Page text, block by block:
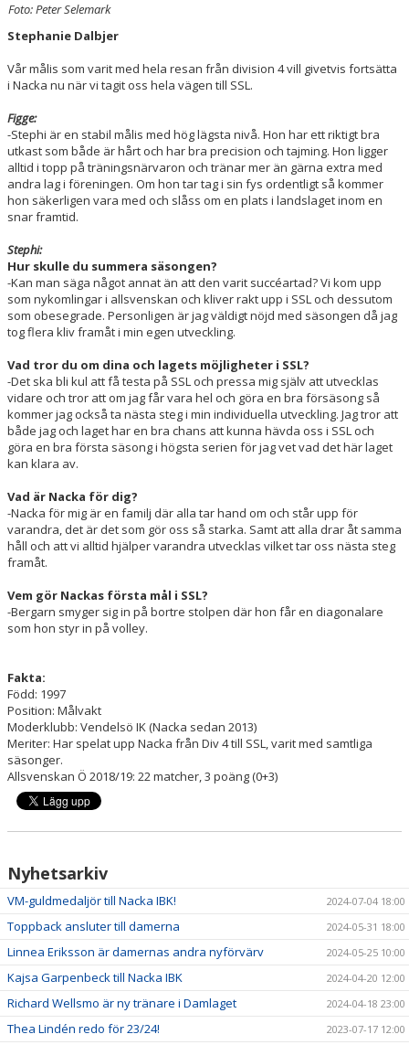
Foto: Peter Selemark
Stephanie Dalbjer
Vår målis som varit med hela resan från division 4 vill givetvis fortsätta
i Nacka nu när vi tagit oss hela vägen till SSL.
Figge:
-Stephi är en stabil målis med hög lägsta nivå. Hon har ett riktigt bra
utkast som både är hårt och har bra precision och tajming. Hon ligger
alltid i topp på träningsnärvaron och tränar mer än gärna extra med
andra lag i föreningen. Om hon tar tag i sin fys ordentligt så kommer
hon säkerligen vara med och slåss om en plats i landslaget inom en
snar framtid.
Stephi:
Hur skulle du summera säsongen?
-Kan man säga något annat än att den varit succéartad? Vi kom upp
som nykomlingar i allsvenskan och kliver rakt upp i SSL och dessutom
som obesegrade. Personligen är jag väldigt nöjd med säsongen då jag
tog flera kliv framåt i min egen utveckling.
Vad tror du om dina och lagets möjligheter i SSL?
-Det ska bli kul att få testa på SSL och pressa mig själv att utvecklas
vidare och tror att om jag får vara hel och göra en bra försäsong så
kommer jag också ta nästa steg i min individuella utveckling. Jag tror att
både jag och laget har en bra chans att kunna hävda oss i SSL och
göra en bra första säsong i högsta serien för jag vet vad det här laget
kan klara av.
Vad är Nacka för dig?
-Nacka för mig är en familj där alla tar hand om och står upp för
varandra, det är det som gör oss så starka. Samt att alla drar åt samma
håll och att vi alltid hjälper varandra utvecklas vilket tar oss nästa steg
framåt.
Vem gör Nackas första mål i SSL?
-Bergarn smyger sig in på bortre stolpen där hon får en diagonalare
som hon styr in på volley.
Fakta:
Född: 1997
Position: Målvakt
Moderklubb: Vendelsö IK (Nacka sedan 2013)
Meriter: Har spelat upp Nacka från Div 4 till SSL, varit med samtliga
säsonger.
Allsvenskan Ö 2018/19: 22 matcher, 3 poäng (0+3)
Nyhetsarkiv
VM-guldmedaljör till Nacka IBK! 2024-07-04 18:00
Toppback ansluter till damerna 2024-05-31 18:00
Linnea Eriksson är damernas andra nyförvärv 2024-05-25 10:00
Kajsa Garpenbeck till Nacka IBK 2024-04-20 12:00
Richard Wellsmo är ny tränare i Damlaget 2024-04-18 23:00
Thea Lindén redo för 23/24! 2023-07-17 12:00